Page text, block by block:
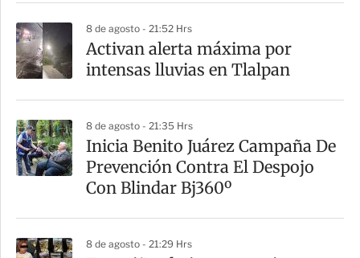
r
8 de agosto - 21:52 Hrs
Activan alerta máxima por
intensas lluvias en Tlalpan
8 de agosto - 21:35 Hrs
Inicia Benito Juárez Campaña De
Prevención Contra El Despojo
Con Blindar Bj360º
8 de agosto - 21:29 Hrs